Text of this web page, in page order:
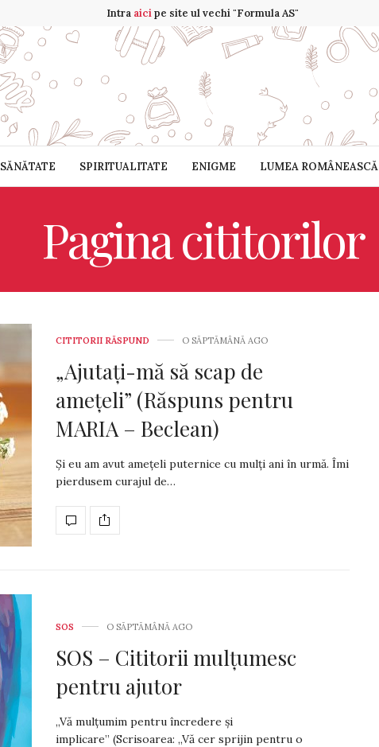
Intra aicipe site ul vechi "Formula AS"
SĂNĂTATE SPIRITUALITATE ENIGME LUMEA ROMÂNEASCĂ
Pagina cititorilor
CITITORII RĂSPUND O SĂPTĂMÂNĂ AGO
„Ajutați-mă să scap de
amețeli” (Răspuns pentru
MARIA – Beclean)
Și eu am avut amețeli puternice cu mulți ani în urmă. Îmi
pierdusem curajul de…
SOS O SĂPTĂMÂNĂ AGO
SOS – Cititorii mulțumesc
pentru ajutor
„Vă mulțumim pentru încredere și
implicare” (Scrisoarea: „Vă cer sprijin pentru o